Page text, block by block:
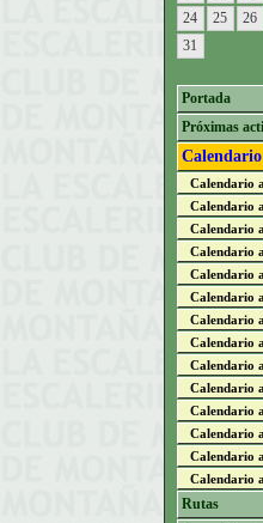
24
25 26
31
Portada
Próximas
Calendario
Calendario
Calendario
Calendario
Calendario
Calendario
Calendario
Calendario
Calendario
Calendario
Calendario
Calendario
Calendario
Calendario
Rutas